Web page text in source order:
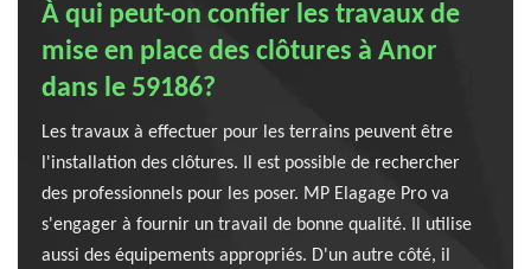
À qui peut-on confier les travaux de
mise en place des clôtures à Anor
dans le 59186?
Les travaux à effectuer pour les terrains peuvent être
l'installation des clôtures. Il est possible de rechercher
des professionnels pour les poser. MP Elagage Pro va
s'engager à fournir un travail de bonne qualité. Il utilise
aussi des équipements appropriés. D'un autre côté, il